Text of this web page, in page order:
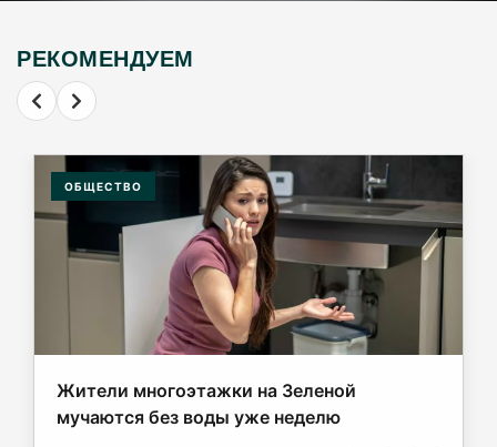
РЕКОМЕНДУЕМ
ОБЩЕСТВО
Жители многоэтажки на Зеленой
мучаются без воды уже неделю